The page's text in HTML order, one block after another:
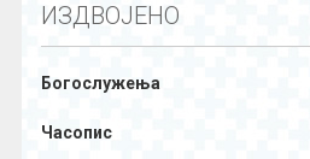
ИЗДВОЈЕНО
Богослужења
Часопис